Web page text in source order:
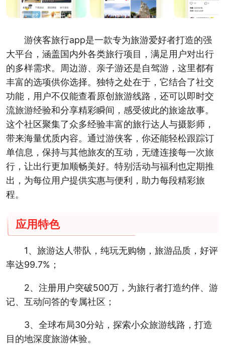
游侠客旅行app是一款专为旅游爱好者打造的强
大平台，涵盖国内外各类旅行项目，满足用户对出行
的多样需求。周边游、亲子游还是自驾游，这里都有
丰富的选项供你选择。独特之处在于，它结合了社交
功能，用户不仅能查看原创旅游线路，还可以即时交
流旅游经验和分享精彩瞬间，感受彼此的旅途故事。
这个社区聚集了众多经验丰富的旅行达人与摄影师，
带来海量优质内容。通过游侠客，你还能轻松跟踪订
单信息，保持与其他旅友的互动，无缝连接每一次旅
行，让出行更加顺畅美好。特别活动与福利也定期推
出，为每位用户提供实惠与便利，助力每段精彩旅
程。
应用特色
1、旅游达人带队，纯玩无购物，旅游品质，好评
率达99.7%；
2、注册用户突破500万，为旅行者打造约伴、游
记、互动问答的专属社区；
3、全球布局30分站，探索小众旅游线路，打造
目的地深度旅游体验。